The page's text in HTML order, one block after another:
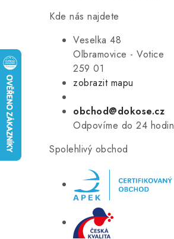
Kde nás najdete
Veselka 48
Olbramovice - Votice
259 01
zobrazit mapu
obchod@dokose.cz
Odpovíme do 24 hodin
Spolehlivý obchod